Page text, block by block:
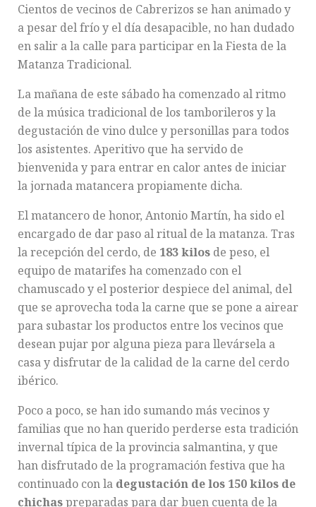
Cientos de vecinos de Cabrerizos se han animado y
a pesar del frío y el día desapacible, no han dudado
en salir a la calle para participar en la Fiesta de la
Matanza Tradicional.
La mañana de este sábado ha comenzado al ritmo
de la música tradicional de los tamborileros y la
degustación de vino dulce y personillas para todos
los asistentes. Aperitivo que ha servido de
bienvenida y para entrar en calor antes de iniciar
la jornada matancera propiamente dicha.
El matancero de honor, Antonio Martín, ha sido el
encargado de dar paso al ritual de la matanza. Tras
la recepción del cerdo, de 183 kilos de peso, el
equipo de matarifes ha comenzado con el
chamuscado y el posterior despiece del animal, del
que se aprovecha toda la carne que se pone a airear
para subastar los productos entre los vecinos que
desean pujar por alguna pieza para llevársela a
casa y disfrutar de la calidad de la carne del cerdo
ibérico.
Poco a poco, se han ido sumando más vecinos y
familias que no han querido perderse esta tradición
invernal típica de la provincia salmantina, y que
han disfrutado de la programación festiva que ha
continuado con la degustación de los 150 kilos de
chichaspreparadas para dar buen cuenta de la